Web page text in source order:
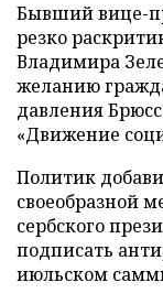
Бывший вице-
резко
Владимира
желанию
давления
«Движение
Политик
своеобразной
сербского
подписать
июльском